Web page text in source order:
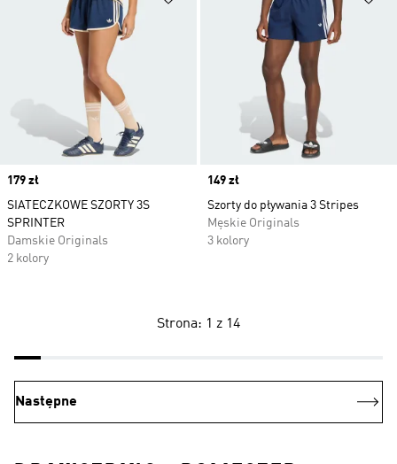
Price
179 zł
SIATECZKOWE SZORTY 3S
SPRINTER
Damskie Originals
2 kolory
Price
149 zł
Szorty do pływania 3 Stripes
Męskie Originals
3 kolory
Strona: 1 z 14
Następne